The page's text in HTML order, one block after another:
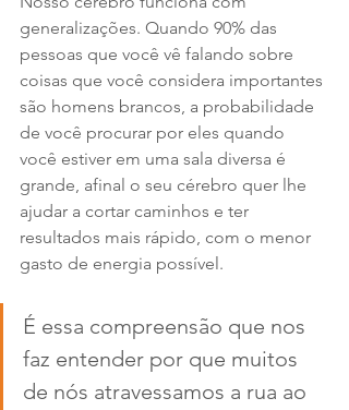
generalizações. Quando 90% das
pessoas que você vê falando sobre
coisas que você considera importantes
são homens brancos, a probabilidade
de você procurar por eles quando
você estiver em uma sala diversa é
grande, afinal o seu cérebro quer lhe
ajudar a cortar caminhos e ter
resultados mais rápido, com o menor
gasto de energia possível.
É essa compreensão que nos
faz entender por que muitos
de nós atravessamos a rua ao